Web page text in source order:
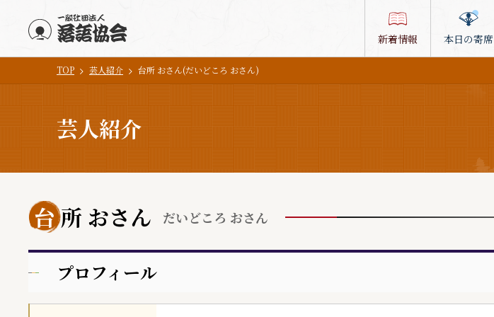
メインコンテンツにスキップ
新着情報 本日の寄席
TOP 芸人紹介 台所 おさん(だいどころ おさん)
芸人紹介
台 所 おさん だいどころ おさん
プロフィール